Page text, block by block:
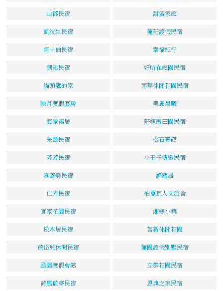
山郡民宿 甜蜜家庭
凱汶生民宿 蓮莊渡假民宿
阿土伯民宿 幸福紀行
溯溪民宿 好所在庭園民宿
貓頭鷹的家 南華休閒花園民宿
映月渡假套房 美麗晨曦
海景福居 莊稼厝田園民宿
采豐民宿 松石賓館
芬芳民宿 小王子精緻民宿
真善美民宿 滌塵居
仁光民宿 柏夏瓦人文旅舍
官家花園民宿 湘緣小築
松木居民宿 茗新休閒花園
葆岱兒休閒民宿 蓮園渡假別墅民宿
函園渡假會館 立群花園民宿
荷風藍亭民宿 恩典之家民宿